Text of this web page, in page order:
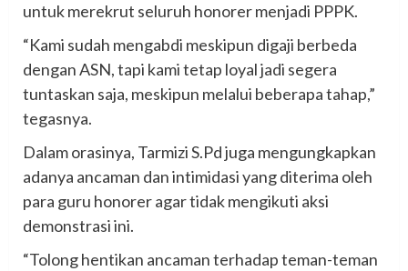
untuk merekrut seluruh honorer menjadi PPPK.
“Kami sudah mengabdi meskipun digaji berbeda
dengan ASN, tapi kami tetap loyal jadi segera
tuntaskan saja, meskipun melalui beberapa tahap,”
tegasnya.
Dalam orasinya, Tarmizi S.Pd juga mengungkapkan
adanya ancaman dan intimidasi yang diterima oleh
para guru honorer agar tidak mengikuti aksi
demonstrasi ini.
“Tolong hentikan ancaman terhadap teman-teman